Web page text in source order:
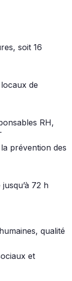
soit 16
de
RH,
prévention des
72 h
qualité
et